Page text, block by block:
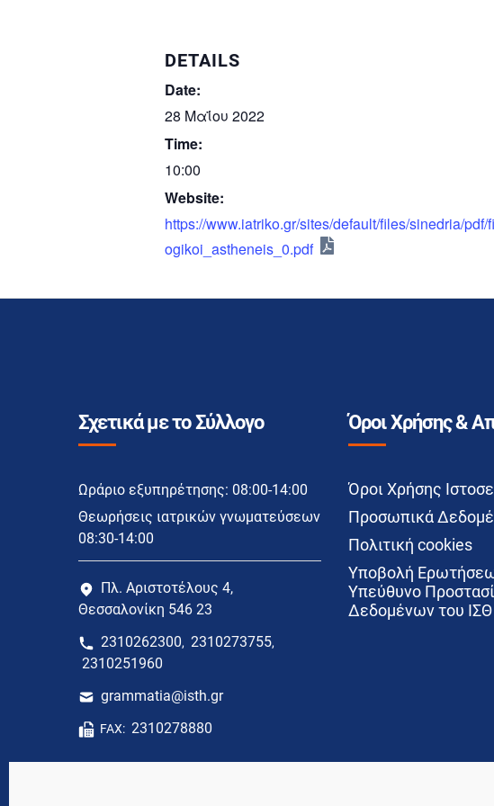
DETAILS
Date:
28 Μαΐου 2022
Time:
10:00
Website:
https://www.iatriko.gr/sites/default/files/sinedria/
ogikoi_astheneis_0.pdf
Σχετικά με το Σύλλογο
Ωράριο εξυπηρέτησης: 08:00-14:00
Θεωρήσεις ιατρικών γνωματεύσεων
08:30-14:00
Πλ. Αριστοτέλους 4,
Θεσσαλονίκη 546 23
2310262300, 2310273755,
2310251960
grammatia@isth.gr
FAX: 2310278880
Όροι Χρήσης &
Όροι Χρήσης
Προσωπικά
Πολιτική cookies
Υποβολή
Υπεύθυνο
Δεδομένων του ΙΣΘ